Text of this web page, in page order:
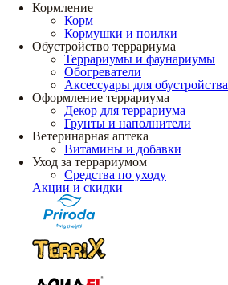
Кормление
Корм
Кормушки и поилки
Обустройство террариума
Террариумы и фаунариумы
Обогреватели
Аксессуары для обустройства
Оформление террариума
Декор для террариума
Грунты и наполнители
Ветеринарная аптека
Витамины и добавки
Уход за террариумом
Средства по уходу
Акции и скидки